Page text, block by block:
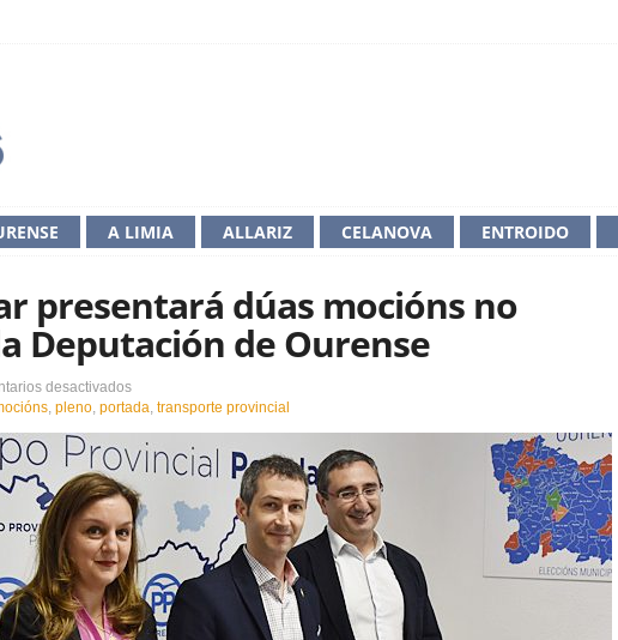
ENTROIDO
CELANOVA
ALLARIZ
A LIMIA
presentará dúas mocións no
Deputación de Ourense
desactivadosen
O
Popular
presentará
dúas
mocións
no
próximo
pleno
da
Deputación
de
pleno portada transporte provincial